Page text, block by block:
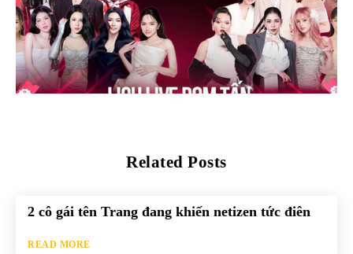
Related Posts
2 cô gái tên Trang đang khiến netizen tức điên
READ MORE